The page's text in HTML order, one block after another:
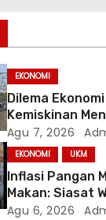
EKONOMI
Dilema
Kemiskinan
Mendorong
Agu 7, 2026
EKONOMI UKM
Inflasi Pangan
Makan: Siasat
Harga Tetap
Agu 6, 2026